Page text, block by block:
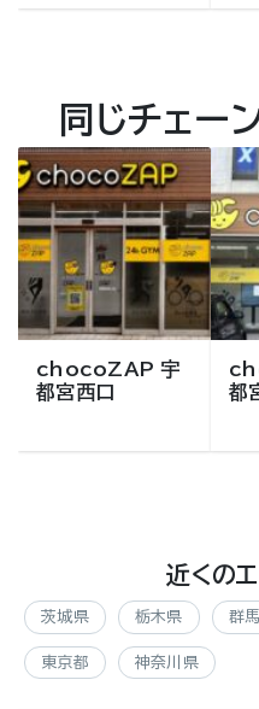
同じチェー
chocoZAP 宇
都宮西口
都
近くの
茨城県 栃木県 群
東京都 神奈川県